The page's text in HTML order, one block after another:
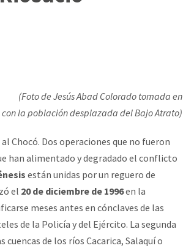
(Foto de Jesús Abad Colorado tomada en
con la población desplazada del Bajo Atrato)
Chocó. Dos operaciones que no fueron
han alimentado y degradado el conflicto
están unidas por un reguero de
el 20 de diciembre de 1996en la
meses antes en cónclaves de las
de la Policía y del Ejército. La segunda
cuencas de los ríos Cacarica, Salaquí o